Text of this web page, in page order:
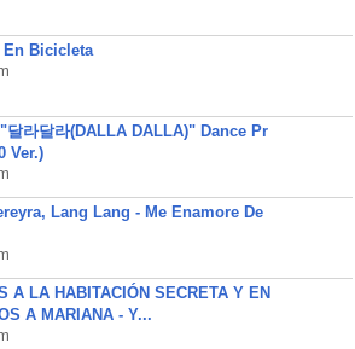
En Bicicleta
"달라달라(DALLA DALLA)" Dance Pr
Ver.)
Lang Lang - Me Enamore De
A LA HABITACIÓN SECRETA Y EN
A MARIANA - Y...